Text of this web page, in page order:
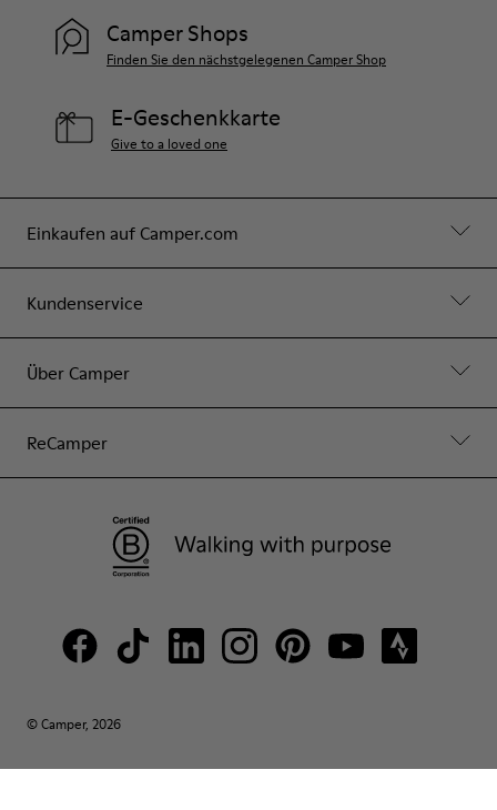
Einkaufen auf Camper.com
Kundenservice
Über Camper
ReCamper
Camper Shops
Finden Sie den nächstgelegenen Camper Shop
E-Geschenkkarte
Give to a loved one
© Camper, 2026